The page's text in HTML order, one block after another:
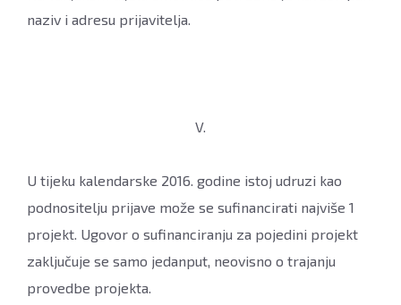
naziv i adresu prijavitelja.
V.
U tijeku kalendarske 2016. godine istoj udruzi kao
podnositelju prijave može se sufinancirati najviše 1
projekt. Ugovor o sufinanciranju za pojedini projekt
zaključuje se samo jedanput, neovisno o trajanju
provedbe projekta.